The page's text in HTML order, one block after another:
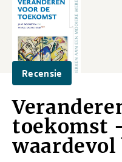
Recensie
toekomst
waardevol